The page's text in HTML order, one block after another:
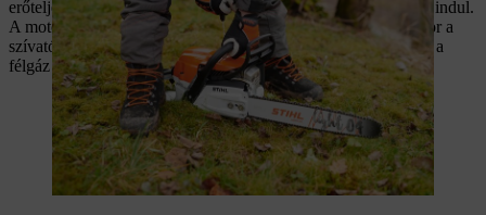
erőteljesen többször kihúzni, amíg a motor rövid ideig be nem indul.
A motor csak rövid időre indul be, majd azonnal le is áll. Ekkor a
szívatót a kombinált kar mozgatása nélkül egy állással feljebb, a
félgáz állásba kell kapcsolni.